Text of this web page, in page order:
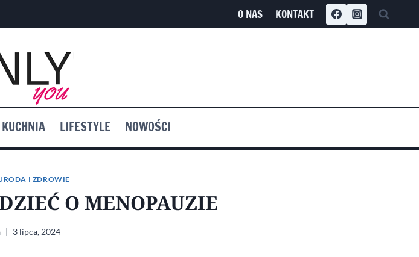
O NAS KONTAKT
KUCHNIA LIFESTYLE NOWOŚCI
I ZDROWIE
O MENOPAUZIE
3 lipca, 2024